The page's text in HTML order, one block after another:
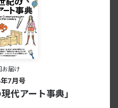
お届け
7月号
代アート事典」